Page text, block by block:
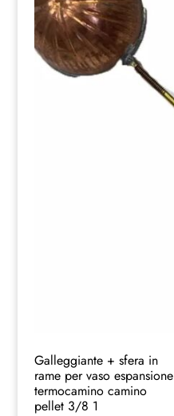
Galleggiante + sfera in
rame per vaso espansione
termocamino camino
pellet 3/8 1